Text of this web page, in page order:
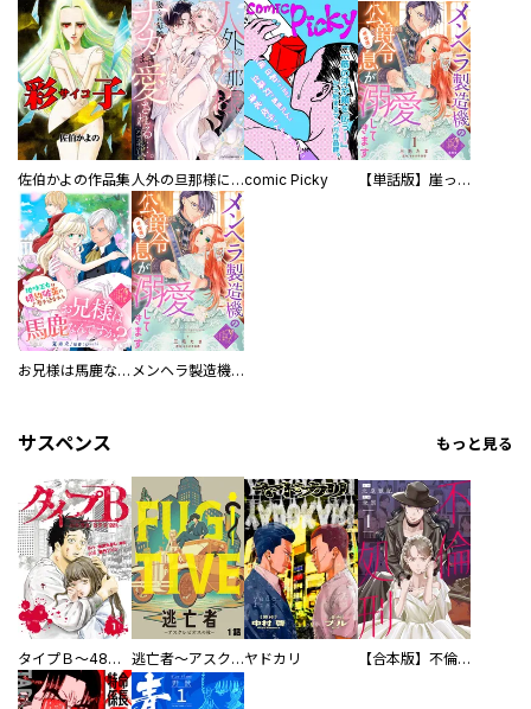
佐伯かよの作品集 人外の旦那様に娶られ毎晩ナカまで愛される…。アンソロジーcomic Picky 【単話版】崖っぷち令嬢ですが、意地と策略で幸せになります！シリーズ
お兄様は馬鹿なんですか？～地味王女は婚約破棄に巻き込まれる～ メンヘラ製造機の公爵令息（過保護）が溺愛してきます
サスペンス もっと見る
タイプＢ～48時間後、致死率100％～【単話】 逃亡者～アスクレピオスの杖～ヤドカリ 【合本版】不倫処刑